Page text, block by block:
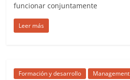
funcionar conjuntamente
Leer más
Formación y desarrollo Management